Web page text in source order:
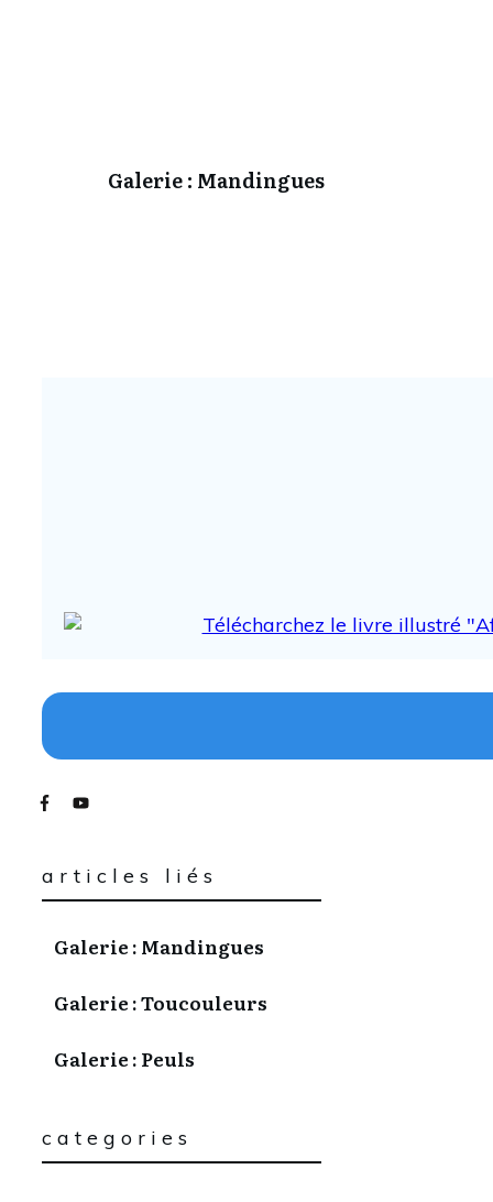
Galerie : Mandingues
articles liés
Galerie : Mandingues
Galerie : Toucouleurs
Galerie : Peuls
categories